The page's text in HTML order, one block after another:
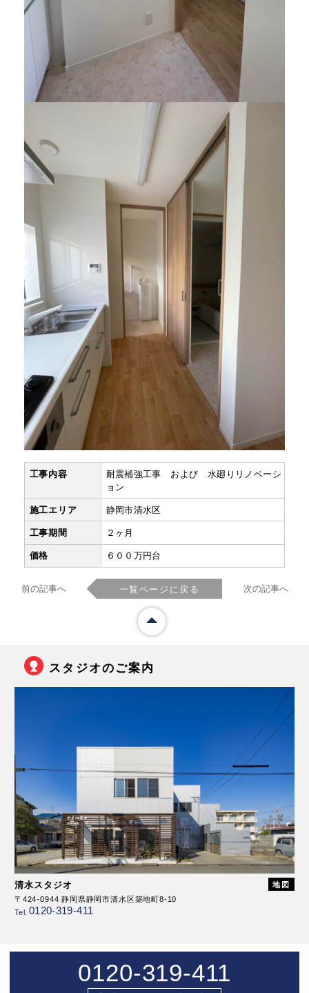
工事内容
耐震補強工事 および 水廻りリノベーシ
ョン
施工エリア 静岡市清水区
工事期間 ２ヶ月
価格 ６００万円台
前の記事へ 一覧ページに戻る 次の記事へ
スタジオのご案内
清水スタジオ
地図
〒424-0944 静岡県静岡市清水区築地町8-10
Tel. 0120-319-411
0120-319-411